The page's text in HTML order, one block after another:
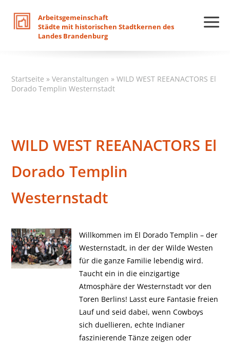
Arbeitsgemeinschaft
Städte mit historischen Stadtkernen des
Landes Brandenburg
Startseite »Veranstaltungen »WILD WEST REEANACTORS El
Dorado Templin Westernstadt
WILD WEST REEANACTORS El
Dorado Templin
Westernstadt
Willkommen im El Dorado Templin – der
Westernstadt, in der der Wilde Westen
für die ganze Familie lebendig wird.
Taucht ein in die einzigartige
Atmosphäre der Westernstadt vor den
Toren Berlins! Lasst eure Fantasie freien
Lauf und seid dabei, wenn Cowboys
sich duellieren, echte Indianer
faszinierende Tänze zeigen oder